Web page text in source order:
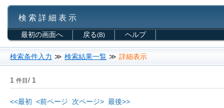
検 索 詳 細 表 示
最初の画面へ 戻る(B) ヘルプ
検索条件入力 ≫ 検索結果一覧 ≫ 詳細表示
1 件目/ 1
<<最初 <前ページ 次ページ> 最後>>